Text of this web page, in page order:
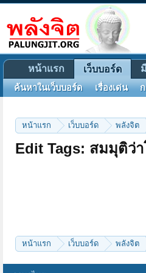
หน้าแรก เว็บบอร์ด พลังจิต
Edit Tags: สมมุติว่
หน้าแรก เว็บบอร์ด พลังจิต
หน้าแรก เว็บบอร์ด
ค้นหาในเว็บบอร์ด เรื่องเด่น